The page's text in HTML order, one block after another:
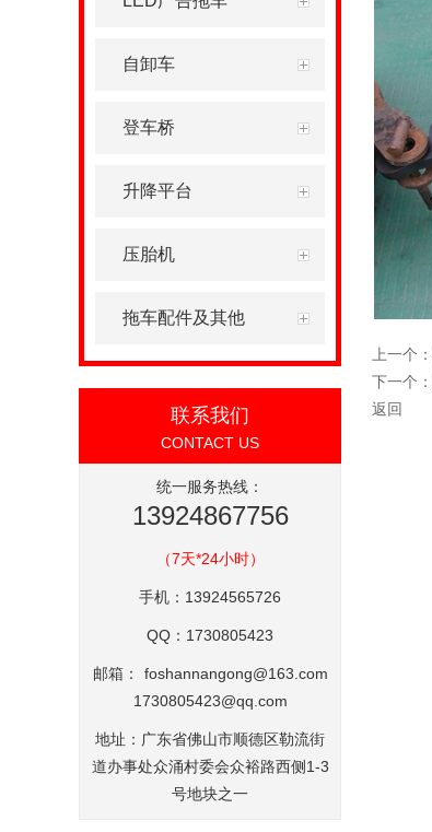
自卸车
登车桥
升降平台
压胎机
拖车配件及其他
联系我们
CONTACT US
统一服务热线：
13924867756
（7天*24小时）
手机：13924565726
QQ：1730805423
邮箱：
foshannangong@163.com
1730805423@qq.com
地址：广东省佛山市顺德区勒流街
道办事处众涌村委会众裕路西侧1-3
号地块之一
上一个：
下一个：
返回